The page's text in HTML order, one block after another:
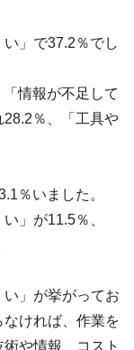
」で37.2％でし
情報が不足して
％、「工具や
％いました。
」が11.5％、
」が挙がってお
ければ、作業を
や情報、コスト